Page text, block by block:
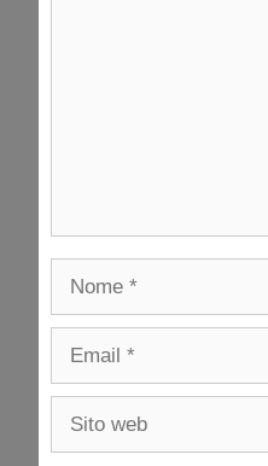
Nome
Email
Sito